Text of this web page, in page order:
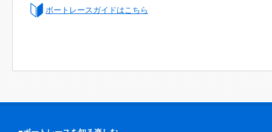
ボートレースガイドはこちら